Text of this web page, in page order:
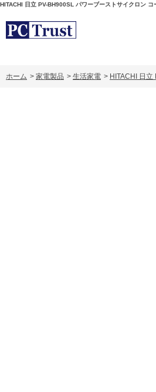
HITACHI 日立 PV-BH900SL パワーブーストサイクロン
ホーム > 家電製品 > 生活家電 > HITACHI 日